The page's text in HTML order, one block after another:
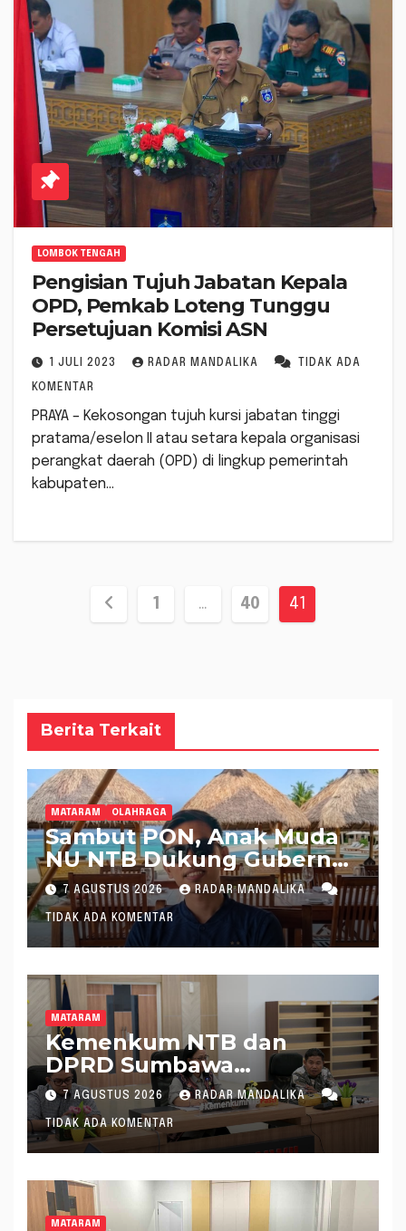
LOMBOK TENGAH
Pengisian Tujuh Jabatan Kepala
OPD, Pemkab Loteng Tunggu
Persetujuan Komisi ASN
1 JULI 2023 RADAR MANDALIKA TIDAK ADA
KOMENTAR
PRAYA – Kekosongan tujuh kursi jabatan tinggi
pratama/eselon II atau setara kepala organisasi
perangkat daerah (OPD) di lingkup pemerintah
kabupaten…
Paginasi
1 … 40 41
Berita Terkait
MATARAM OLAHRAGA
Sambut PON, Anak Muda
NU NTB Dukung Gubernur
Pimpin KONI NTB
7 AGUSTUS 2026 RADAR MANDALIKA
TIDAK ADA KOMENTAR
MATARAM
Kemenkum NTB dan
DPRD Sumbawa
Mantapkan Rencana
Pembentukan 8 Raperda
Inisiatif
7 AGUSTUS 2026 RADAR MANDALIKA
TIDAK ADA KOMENTAR
MATARAM